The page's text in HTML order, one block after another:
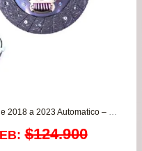
Kit de embrague para Kia Rio 1.4 desde 2018 a 2023 Automatico – CAJA SEXTA VALEO
$124.900